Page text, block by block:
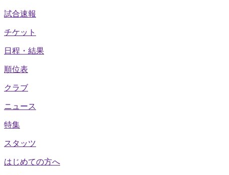
試合速報
チケット
日程・結果
順位表
クラブ
ニュース
特集
スタッツ
はじめての方へ